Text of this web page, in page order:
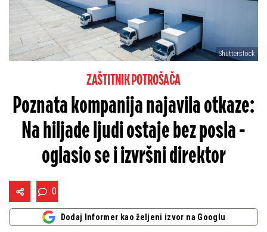
Shutterstock
ZAŠTITNIK POTROŠAČA
Poznata kompanija najavila otkaze:
Na hiljade ljudi ostaje bez posla -
oglasio se i izvršni direktor
0
Dodaj Informer kao željeni izvor na Googlu